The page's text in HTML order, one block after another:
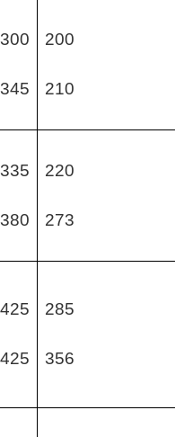
300
345
200
210
335
380
220
273
425
425
285
356